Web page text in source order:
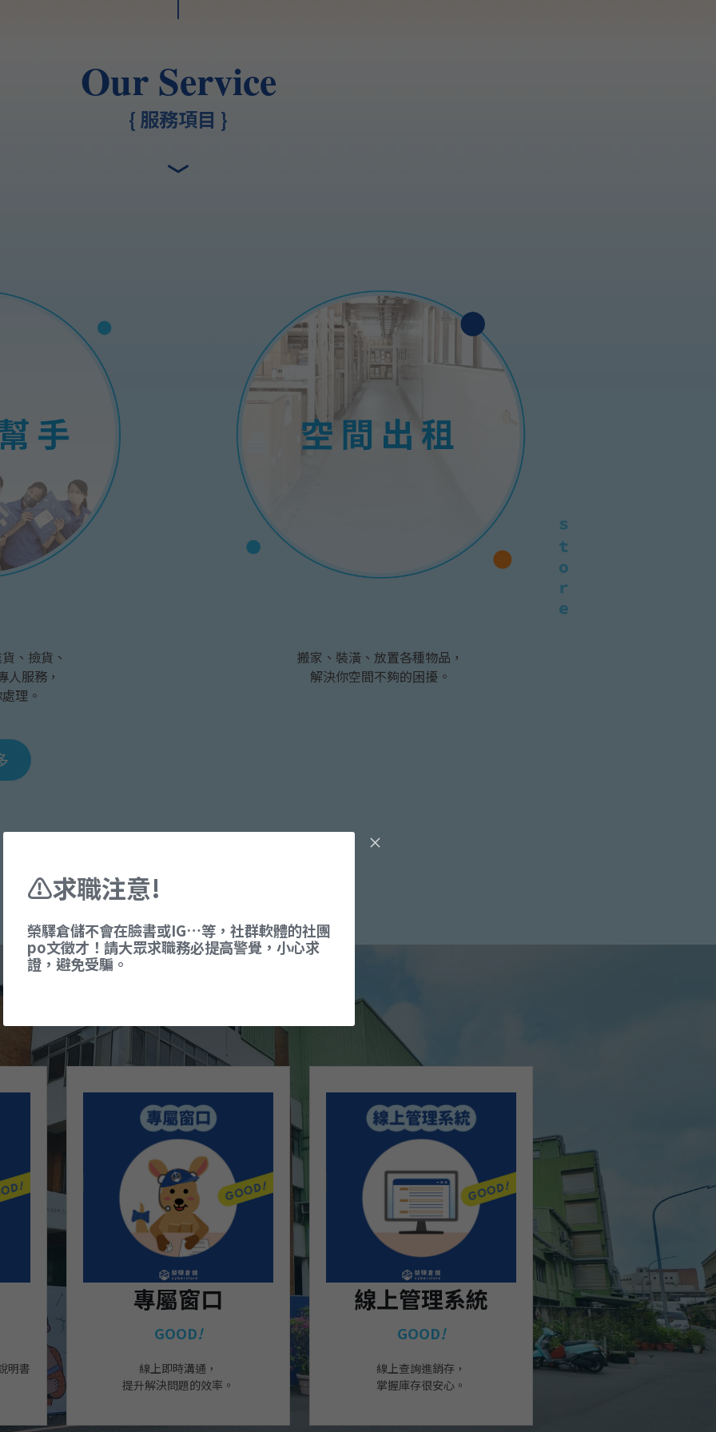
Our Service
{ 服務項目 }
﹀
、撿貨、
人服務，
理。
搬家、裝潢、放置各種物品，
解決你空間不夠的困擾。
明書
專屬窗口
GOOD!
線上即時溝通，
提升解決問題的效率。
線上管理系統
GOOD!
線上查詢進銷存，
掌握庫存很安心。
⚠求職注意!
榮驛倉儲不會在臉書或IG…等，社群軟體的社團
po文徵才！請大眾求職務必提高警覺，小心求
證，避免受騙。